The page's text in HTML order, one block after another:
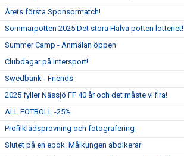
Årets första Sponsormatch!
Sommarpotten 2025 Det stora Halva potten lotteriet!
Summer Camp - Anmälan öppen
Clubdagar på Intersport!
Swedbank - Friends
2025 fyller Nässjö FF 40 år och det måste vi fira!
ALL FOTBOLL -25%
Profilklädsprovning och fotografering
Slutet på en epok: Målkungen abdikerar